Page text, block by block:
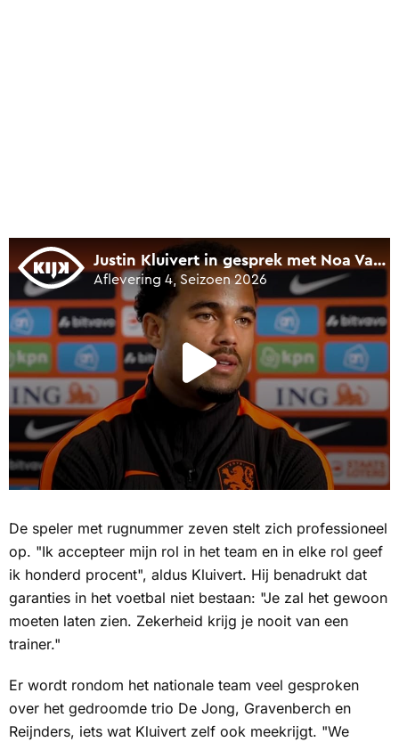
De speler met rugnummer zeven stelt zich professioneel
op. "Ik accepteer mijn rol in het team en in elke rol geef
ik honderd procent", aldus Kluivert. Hij benadrukt dat
garanties in het voetbal niet bestaan: "Je zal het gewoon
moeten laten zien. Zekerheid krijg je nooit van een
trainer."
Er wordt rondom het nationale team veel gesproken
over het gedroomde trio De Jong, Gravenberch en
Reijnders, iets wat Kluivert zelf ook meekrijgt. "We